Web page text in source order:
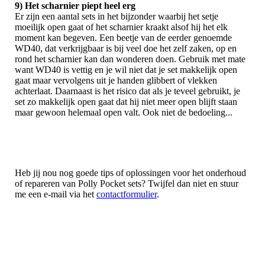
9) Het scharnier piept heel erg
Er zijn een aantal sets in het bijzonder waarbij het setje
moeilijk open gaat of het scharnier kraakt alsof hij het elk
moment kan begeven. Een beetje van de eerder genoemde
WD40, dat verkrijgbaar is bij veel doe het zelf zaken, op en
rond het scharnier kan dan wonderen doen. Gebruik met mate
want WD40 is vettig en je wil niet dat je set makkelijk open
gaat maar vervolgens uit je handen glibbert of vlekken
achterlaat. Daarnaast is het risico dat als je teveel gebruikt, je
set zo makkelijk open gaat dat hij niet meer open blijft staan
maar gewoon helemaal open valt. Ook niet de bedoeling...
Heb jij nou nog goede tips of oplossingen voor het onderhoud
of repareren van Polly Pocket sets? Twijfel dan niet en stuur
me een e-mail via het contactformulier.